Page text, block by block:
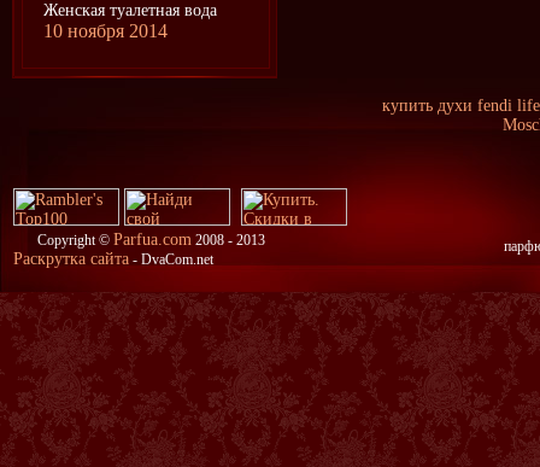
Женская туалетная вода
10 ноября 2014
купить духи fendi life
Copyright © Parfua.com 2008 - 2013
Раскрутка сайта - DvaCom.net